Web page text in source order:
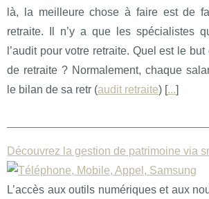
là, la meilleure chose à faire est de
retraite. Il n’y a que les spécialistes
l’audit pour votre retraite. Quel est le
de retraite ? Normalement, chaque
le bilan de sa retr (audit retraite) [...]
Découvrez la gestion de patrimoine via
L’accès aux outils numériques et aux